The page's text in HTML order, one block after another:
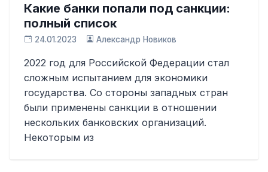
Какие банки попали под санкции:
полный список
24.01.2023 Александр Новиков
2022 год для Российской Федерации стал
сложным испытанием для экономики
государства. Со стороны западных стран
были применены санкции в отношении
нескольких банковских организаций.
Некоторым из